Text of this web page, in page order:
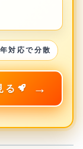
対応で分散
る